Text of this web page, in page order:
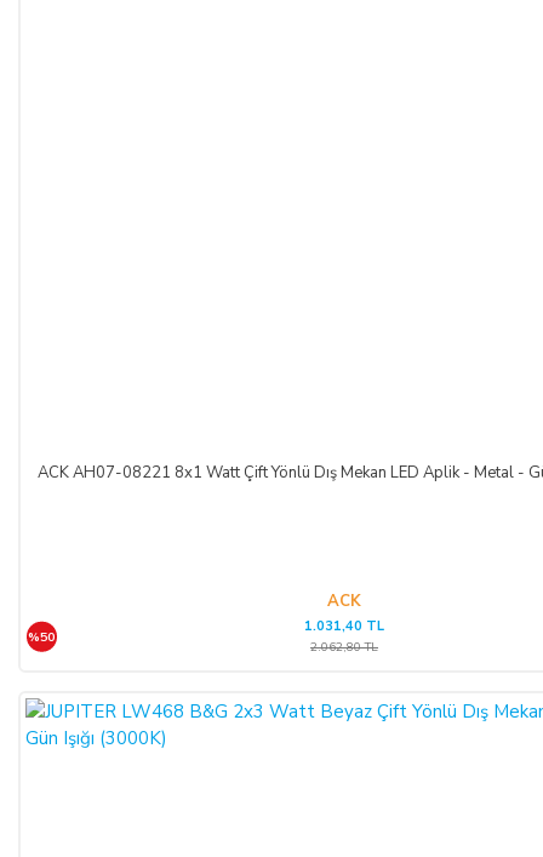
ACK AH07-08221 8x1 Watt Çift Yönlü Dış Mekan LED Aplik - Metal -
ACK
%50
1.031,40 TL
2.062,80 TL